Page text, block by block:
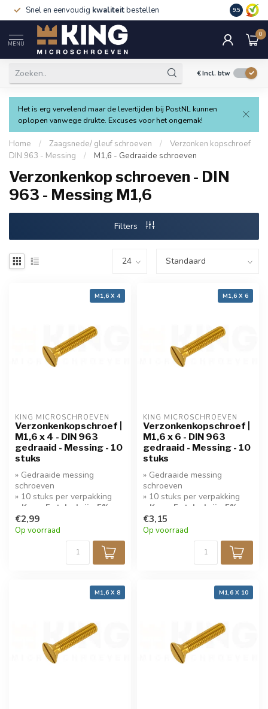
Snel en eenvoudig kwaliteitbestellen 9.5
MENU
0
€Incl. btw
Het is erg vervelend maar de levertijden bij PostNL kunnen
oplopen vanwege drukte. Excuses voor het ongemak!
Home / Zaagsnede/ gleuf schroeven /
Verzonken kopschroef
DIN 963 - Messing
/ M1,6 - Gedraaide schroeven
Verzonkenkop schroeven - DIN
963 - Messing M1,6
Filters
M1,6 X 4
KING MICROSCHROEVEN
Verzonkenkopschroef |
M1,6 x 4 - DIN 963
gedraaid - Messing - 10
stuks
» Gedraaide messing
schroeven
» 10 stuks per verpakking
» Koop 5 stuks krijg 5%
korting!
€2,99
Op voorraad
M1,6 X 6
KING MICROSCHROEVEN
Verzonkenkopschroef |
M1,6 x 6 - DIN 963
gedraaid - Messing - 10
stuks
» Gedraaide messing
schroeven
» 10 stuks per verpakking
» Koop 5 stuks krijg 5%
korting!
€3,15
Op voorraad
M1,6 X 8 M1,6 X 10